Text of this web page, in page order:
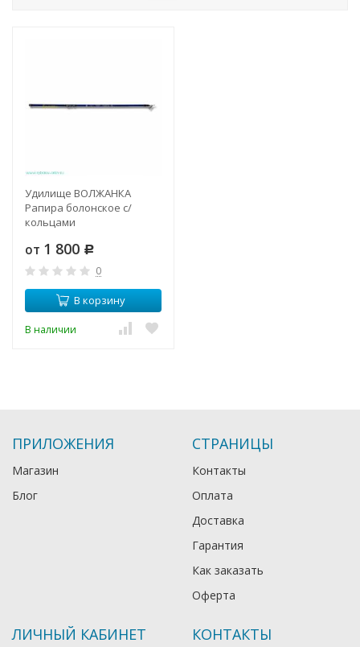
Удилище ВОЛЖАНКА
Рапира болонское с/
кольцами
от 1 800 Р
0
В корзину
В наличии
ПРИЛОЖЕНИЯ
Магазин
Блог
СТРАНИЦЫ
Контакты
Оплата
Доставка
Гарантия
Как заказать
Оферта
ЛИЧНЫЙ КАБИНЕТ КОНТАКТЫ